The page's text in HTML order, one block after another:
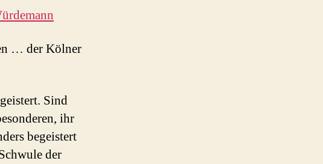
… der Kölner
Sind
ihr
begeistert
der